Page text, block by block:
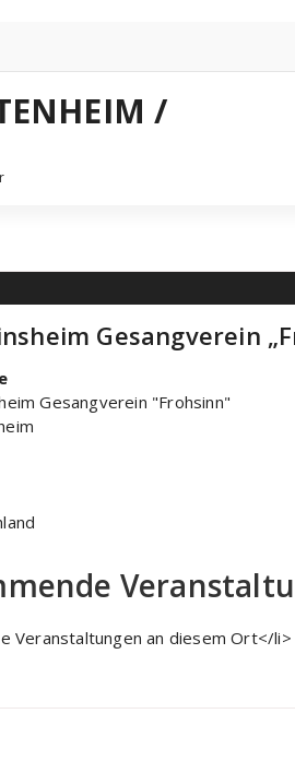
/
Gesangverein
Gesangverein "Frohsinn"
Veranstaltungen an diesem Ort</li>